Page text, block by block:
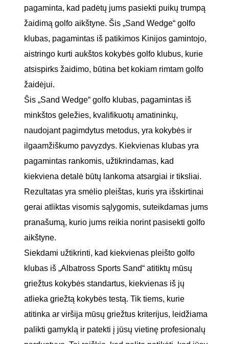
pagaminta, kad padėtų jums pasiekti puikų trumpą
žaidimą golfo aikštyne. Šis „Sand Wedge“ golfo
klubas, pagamintas iš patikimos Kinijos gamintojo,
aistringo kurti aukštos kokybės golfo klubus, kurie
atsispirks žaidimo, būtina bet kokiam rimtam golfo
žaidėjui.
Šis „Sand Wedge“ golfo klubas, pagamintas iš
minkštos geležies, kvalifikuotų amatininkų,
naudojant pagimdytus metodus, yra kokybės ir
ilgaamžiškumo pavyzdys. Kiekvienas klubas yra
pagamintas rankomis, užtikrindamas, kad
kiekviena detalė būtų lankoma atsargiai ir tiksliai.
Rezultatas yra smėlio pleištas, kuris yra išskirtinai
gerai atliktas visomis sąlygomis, suteikdamas jums
pranašumą, kurio jums reikia norint pasisekti golfo
aikštyne.
Siekdami užtikrinti, kad kiekvienas pleišto golfo
klubas iš „Albatross Sports Sand“ atitiktų mūsų
griežtus kokybės standartus, kiekvienas iš jų
atlieka griežtą kokybės testą. Tik tiems, kurie
atitinka ar viršija mūsų griežtus kriterijus, leidžiama
palikti gamyklą ir patekti į jūsų vietinę profesionalų